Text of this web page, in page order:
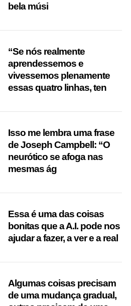
bela músi
“Se nós realmente
aprendessemos e
vivessemos plenamente
essas quatro linhas, ten
Isso me lembra uma frase
de Joseph Campbell: “O
neurótico se afoga nas
mesmas ág
Essa é uma das coisas
bonitas que a A.I. pode nos
ajudar a fazer, a ver e a real
Algumas coisas precisam
de uma mudança gradual,